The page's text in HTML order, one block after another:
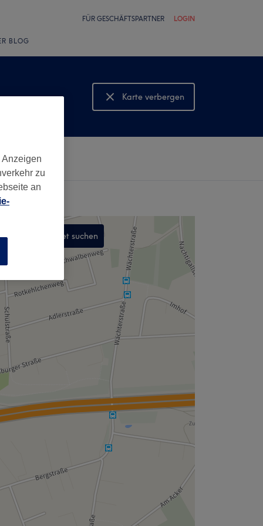
FÜR GESCHÄFTSPARTNER LOGIN
BLOG
Karte verbergen
Karte anzeigen
In diesem Gebiet suchen
zu
an